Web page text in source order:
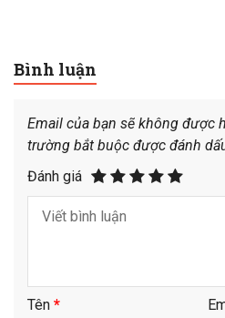
Bình luận
Email của bạn sẽ không được
trường bắt buộc được đánh
Đánh giá
Tên *